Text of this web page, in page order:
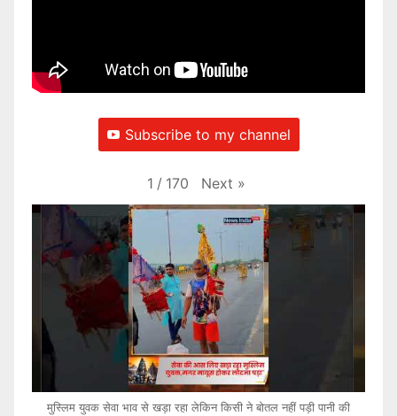
Subscribe to my channel
1 / 170 Next »
मुस्लिम युवक सेवा भाव से खड़ा रहा लेकिन किसी ने बोतल नहीं पड़ी पानी की